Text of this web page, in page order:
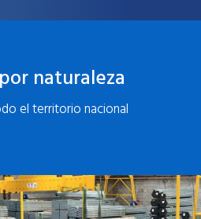
naturaleza
el territorio nacional